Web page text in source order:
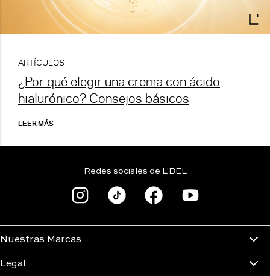
ARTÍCULOS
¿Por qué elegir una crema con ácido
hialurónico? Consejos básicos
LEER MÁS
Nuestras Marcas
Legal
Redes sociales de L'BEL